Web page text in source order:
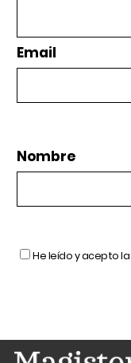
Email
Nombre
He leído y acepto la